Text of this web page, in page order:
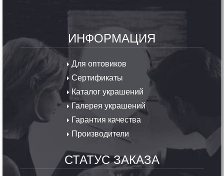
ИНФОРМАЦИЯ
Для оптовиков
Сертификаты
Каталог украшений
Галерея украшений
Гарантия качества
Производители
СТАТУС ЗАКАЗА